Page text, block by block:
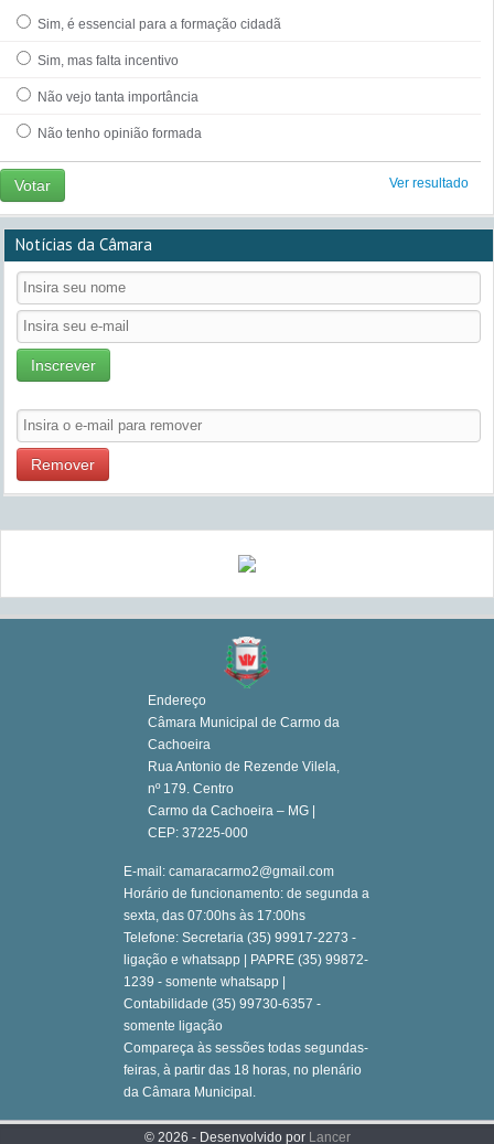
Sim, é essencial para a formação cidadã
Sim, mas falta incentivo
Não vejo tanta importância
Não tenho opinião formada
Votar Ver resultado
Notícias da Câmara
Inscrever
Remover
Endereço
Câmara Municipal de Carmo da
Cachoeira
Rua Antonio de Rezende Vilela,
nº 179. Centro
Carmo da Cachoeira – MG |
CEP: 37225-000
E-mail: camaracarmo2@gmail.com
Horário de funcionamento: de segunda a
sexta, das 07:00hs às 17:00hs
Telefone: Secretaria (35) 99917-2273 -
ligação e whatsapp | PAPRE (35) 99872-
1239 - somente whatsapp |
Contabilidade (35) 99730-6357 -
somente ligação
Compareça às sessões todas segundas-
feiras, à partir das 18 horas, no plenário
da Câmara Municipal.
© 2026 - Desenvolvido por Lancer